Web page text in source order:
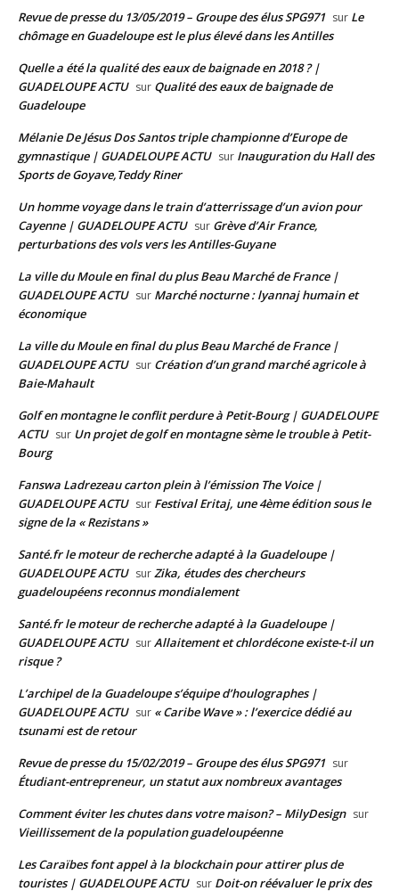
Revue de presse du 13/05/2019 – Groupe des élus SPG971 sur Le
chômage en Guadeloupe est le plus élevé dans les Antilles
Quelle a été la qualité des eaux de baignade en 2018 ? |
GUADELOUPE ACTU sur Qualité des eaux de baignade de
Guadeloupe
Mélanie De Jésus Dos Santos triple championne d’Europe de
gymnastique | GUADELOUPE ACTU sur Inauguration du Hall des
Sports de Goyave,Teddy Riner
Un homme voyage dans le train d’atterrissage d’un avion pour
Cayenne | GUADELOUPE ACTU sur Grève d’Air France,
perturbations des vols vers les Antilles-Guyane
La ville du Moule en final du plus Beau Marché de France |
GUADELOUPE ACTU sur Marché nocturne : lyannaj humain et
économique
La ville du Moule en final du plus Beau Marché de France |
GUADELOUPE ACTU sur Création d’un grand marché agricole à
Baie-Mahault
Golf en montagne le conflit perdure à Petit-Bourg | GUADELOUPE
ACTU sur Un projet de golf en montagne sème le trouble à Petit-
Bourg
Fanswa Ladrezeau carton plein à l’émission The Voice |
GUADELOUPE ACTU sur Festival Eritaj, une 4ème édition sous le
signe de la « Rezistans »
Santé.fr le moteur de recherche adapté à la Guadeloupe |
GUADELOUPE ACTU surZika, études des chercheurs
guadeloupéens reconnus mondialement
Santé.fr le moteur de recherche adapté à la Guadeloupe |
GUADELOUPE ACTU surAllaitement et chlordécone existe-t-il un
risque ?
L’archipel de la Guadeloupe s’équipe d’houlographes |
GUADELOUPE ACTU sur « Caribe Wave » : l’exercice dédié au
tsunami est de retour
Revue de presse du 15/02/2019 – Groupe des élus SPG971 sur
Étudiant-entrepreneur, un statut aux nombreux avantages
Comment éviter les chutes dans votre maison? – MilyDesign sur
Vieillissement de la population guadeloupéenne
Les Caraïbes font appel à la blockchain pour attirer plus de
touristes | GUADELOUPE ACTU sur Doit-on réévaluer le prix des